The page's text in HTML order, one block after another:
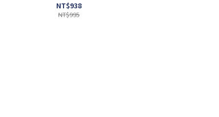
NT$938
NT$995